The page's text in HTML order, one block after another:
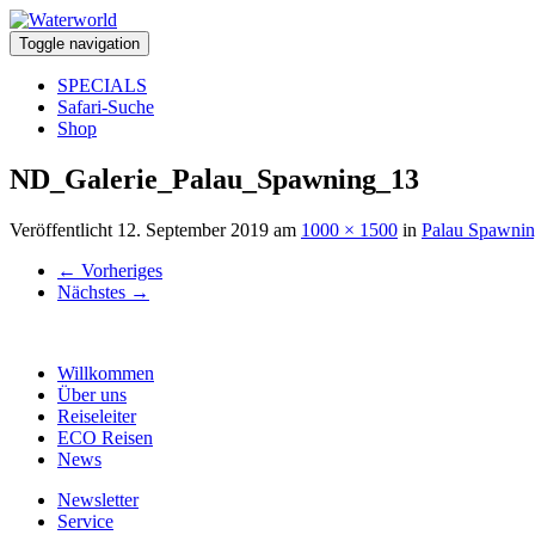
Toggle navigation
SPECIALS
Safari-Suche
Shop
ND_Galerie_Palau_Spawning_13
Veröffentlicht 12. September 2019 am 1000 × 1500 in Palau
← Vorheriges
Nächstes →
Willkommen
Über uns
Reiseleiter
ECO Reisen
News
Newsletter
Service